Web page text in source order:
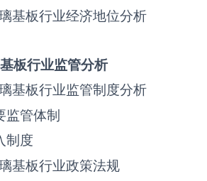
基板‌‌‌‌‌‌‌‌‌‌‌‌‌‌‌‌行业经济地位分析
板行业监管分析
基板‌‌‌‌‌‌‌‌‌‌‌‌‌‌‌‌‌‌‌行业监管制度分析
监管体制
制度
基板‌‌‌‌‌‌‌‌‌‌‌‌‌‌‌‌‌‌‌行业政策法规